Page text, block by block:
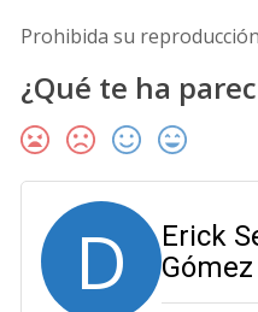
Prohibida su
¿Qué te ha
D
Erick
Gómez